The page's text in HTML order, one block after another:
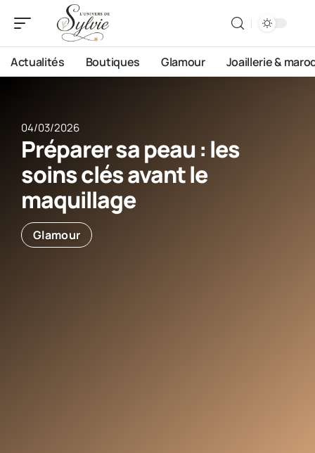
Actualités Boutiques Glamour Joaillerie &
04/03/2026
Préparer sa peau : les
soins clés avant le
maquillage
Glamour